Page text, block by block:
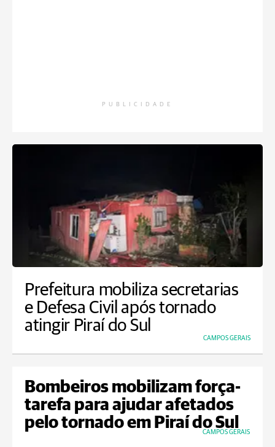
PUBLICIDADE
Prefeitura mobiliza secretarias
e Defesa Civil após tornado
atingir Piraí do Sul
CAMPOS GERAIS
Bombeiros mobilizam força-
tarefa para ajudar afetados
pelo tornado em Piraí do Sul
CAMPOS GERAIS